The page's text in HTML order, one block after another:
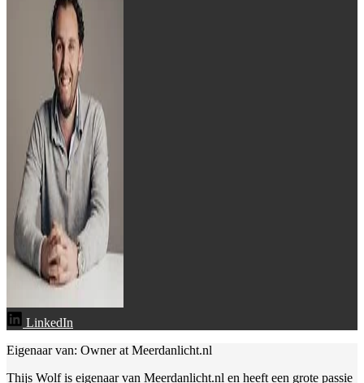
LinkedIn
Eigenaar van: Owner at Meerdanlicht.nl
Thijs Wolf is eigenaar van Meerdanlicht.nl en heeft een grote passie